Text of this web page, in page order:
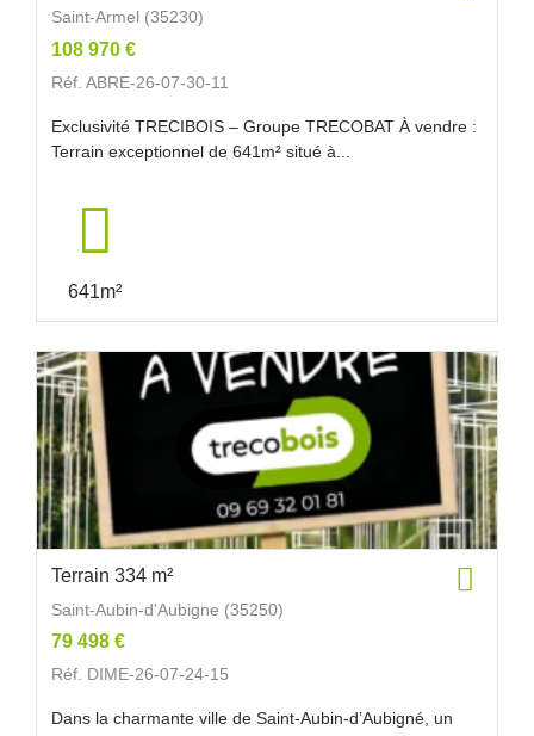
Saint-Armel (35230)
108 970 €
Réf. ABRE-26-07-30-11
Exclusivité TRECIBOIS – Groupe TRECOBAT À vendre :
Terrain exceptionnel de 641m² situé à...
641m²
Terrain 334 m²
Saint-Aubin-d'Aubigne (35250)
79 498 €
Réf. DIME-26-07-24-15
Dans la charmante ville de Saint-Aubin-d’Aubigné, un